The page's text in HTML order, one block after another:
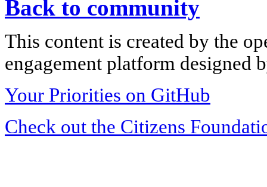
Back to community
This content is created by the
engagement platform designed
Your Priorities on GitHub
Check out the Citizens